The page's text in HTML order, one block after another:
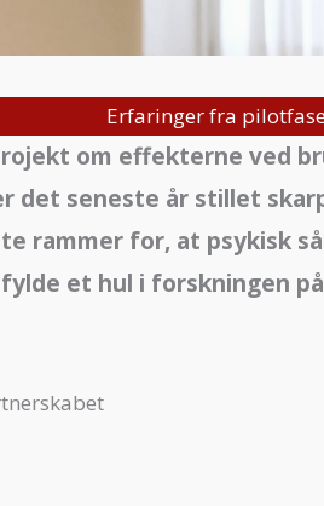
Erfaringer fra
om effekterne ved
det seneste år stillet
rammer for, at psykisk
et hul i forskningen